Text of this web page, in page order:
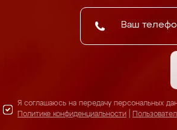
Я соглашаюсь на передачу персональных
Политике конфиденциальности